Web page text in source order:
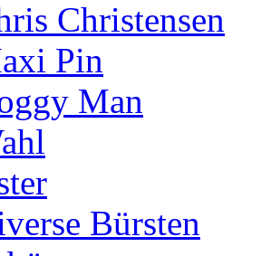
Christensen
Pin
Man
Bürsten